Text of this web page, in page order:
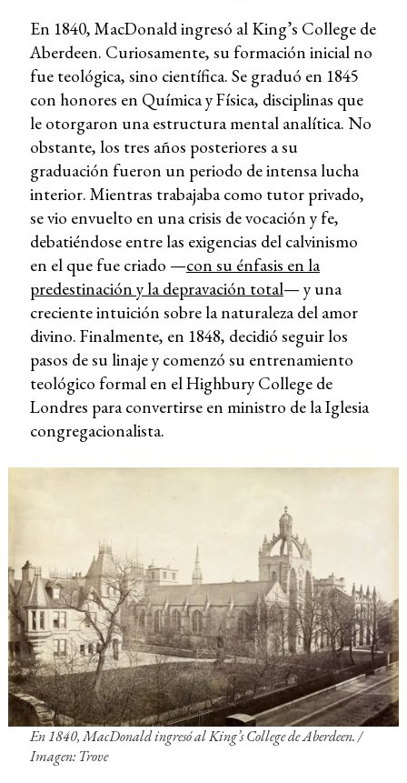
En 1840, MacDonald ingresó al King’s College de
Aberdeen. Curiosamente, su formación inicial no
fue teológica, sino científica. Se graduó en 1845
con honores en Química y Física, disciplinas que
le otorgaron una estructura mental analítica. No
obstante, los tres años posteriores a su
graduación fueron un periodo de intensa lucha
interior. Mientras trabajaba como tutor privado,
se vio envuelto en una crisis de vocación y fe,
debatiéndose entre las exigencias del calvinismo
en el que fue criado —con su énfasis en la
predestinación y la depravación total— y una
creciente intuición sobre la naturaleza del amor
divino. Finalmente, en 1848, decidió seguir los
pasos de su linaje y comenzó su entrenamiento
teológico formal en el Highbury College de
Londres para convertirse en ministro de la Iglesia
congregacionalista.
En 1840, MacDonald ingresó al King’s College de Aberdeen. /
Imagen: Trove